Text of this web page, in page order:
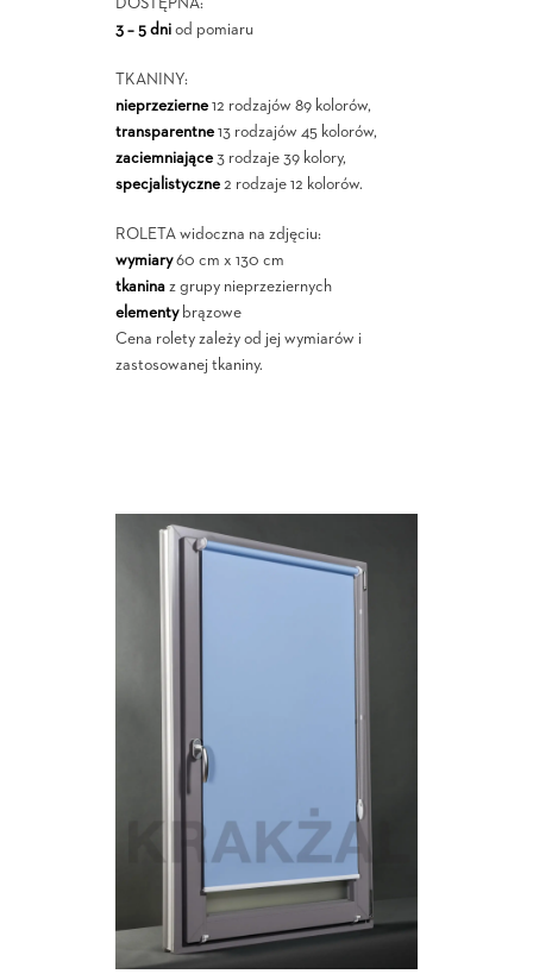
DOSTĘPNA:
3 – 5 dniod pomiaru
TKANINY:
nieprzezierne12 rodzajów 89 kolorów,
transparentne13 rodzajów 45 kolorów,
zaciemniające3 rodzaje 39 kolory,
specjalistyczne2 rodzaje 12 kolorów.
ROLETA widoczna na zdjęciu:
wymiary60 cm x 130 cm
tkaninaz grupy nieprzeziernych
elementybrązowe
Cena rolety zależy od jej wymiarów i
zastosowanej tkaniny.